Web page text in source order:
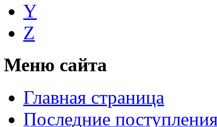
Y
Z
Меню сайта
Главная страница
Последние